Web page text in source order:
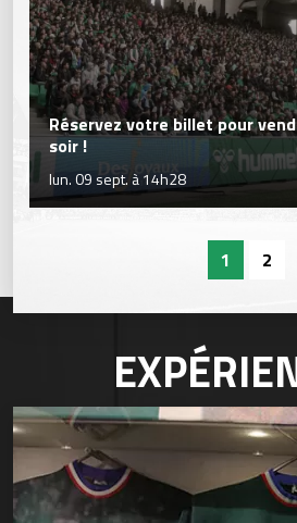
Réservez votre billet pour
soir !
lun. 09 sept. à 14h28
1 2